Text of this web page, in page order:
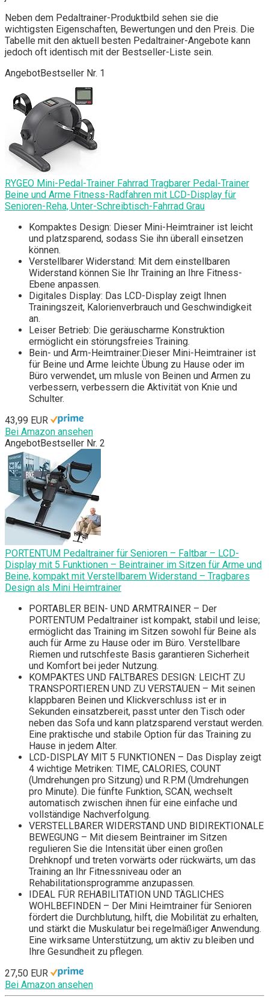
Neben dem Pedaltrainer-Produktbild sehen sie die
wichtigsten Eigenschaften, Bewertungen und den Preis. Die
Tabelle mit den aktuell besten Pedaltrainer-Angebote kann
jedoch oft identisch mit der Bestseller-Liste sein.
AngebotBestseller Nr. 1
RYGEO Mini-Pedal-Trainer Fahrrad Tragbarer Pedal-Trainer
Beine und Arme Fitness-Radfahren mit LCD-Display für
Senioren-Reha, Unter-Schreibtisch-Fahrrad Grau
Kompaktes Design: Dieser Mini-Heimtrainer ist leicht
und platzsparend, sodass Sie ihn überall einsetzen
können.
Verstellbarer Widerstand: Mit dem einstellbaren
Widerstand können Sie Ihr Training an Ihre Fitness-
Ebene anpassen.
Digitales Display: Das LCD-Display zeigt Ihnen
Trainingszeit, Kalorienverbrauch und Geschwindigkeit
an.
Leiser Betrieb: Die geräuscharme Konstruktion
ermöglicht ein störungsfreies Training.
Bein- und Arm-Heimtrainer:Dieser Mini-Heimtrainer ist
für Beine und Arme leichte Übung zu Hause oder im
Büro verwendet, um mlusle von Beinen und Armen zu
verbessern, verbessern die Aktivität von Knie und
Schulter.
43,99 EUR
Bei Amazon ansehen
AngebotBestseller Nr. 2
PORTENTUM Pedaltrainer für Senioren – Faltbar – LCD-
Display mit 5 Funktionen – Beintrainer im Sitzen für Arme und
Beine, kompakt mit Verstellbarem Widerstand – Tragbares
Design als Mini Heimtrainer
PORTABLER BEIN- UND ARMTRAINER – Der
PORTENTUM Pedaltrainer ist kompakt, stabil und leise;
ermöglicht das Training im Sitzen sowohl für Beine als
auch für Arme zu Hause oder im Büro. Verstellbare
Riemen und rutschfeste Basis garantieren Sicherheit
und Komfort bei jeder Nutzung.
KOMPAKTES UND FALTBARES DESIGN: LEICHT ZU
TRANSPORTIEREN UND ZU VERSTAUEN – Mit seinen
klappbaren Beinen und Klickverschluss ist er in
Sekunden einsatzbereit, passt unter den Tisch oder
neben das Sofa und kann platzsparend verstaut werden.
Eine praktische und stabile Option für das Training zu
Hause in jedem Alter.
LCD-DISPLAY MIT 5 FUNKTIONEN – Das Display zeigt
4 wichtige Metriken: TIME, CALORIES, COUNT
(Umdrehungen pro Sitzung) und R.P.M (Umdrehungen
pro Minute). Die fünfte Funktion, SCAN, wechselt
automatisch zwischen ihnen für eine einfache und
vollständige Nachverfolgung.
VERSTELLBARER WIDERSTAND UND BIDIREKTIONALE
BEWEGUNG – Mit diesem Beintrainer im Sitzen
regulieren Sie die Intensität über einen großen
Drehknopf und treten vorwärts oder rückwärts, um das
Training an Ihr Fitnessniveau oder an
Rehabilitationsprogramme anzupassen.
IDEAL FÜR REHABILITATION UND TÄGLICHES
WOHLBEFINDEN – Der Mini Heimtrainer für Senioren
fördert die Durchblutung, hilft, die Mobilität zu erhalten,
und stärkt die Muskulatur bei regelmäßiger Anwendung.
Eine wirksame Unterstützung, um aktiv zu bleiben und
Ihre Gesundheit zu pflegen.
27,50 EUR
Bei Amazon ansehen